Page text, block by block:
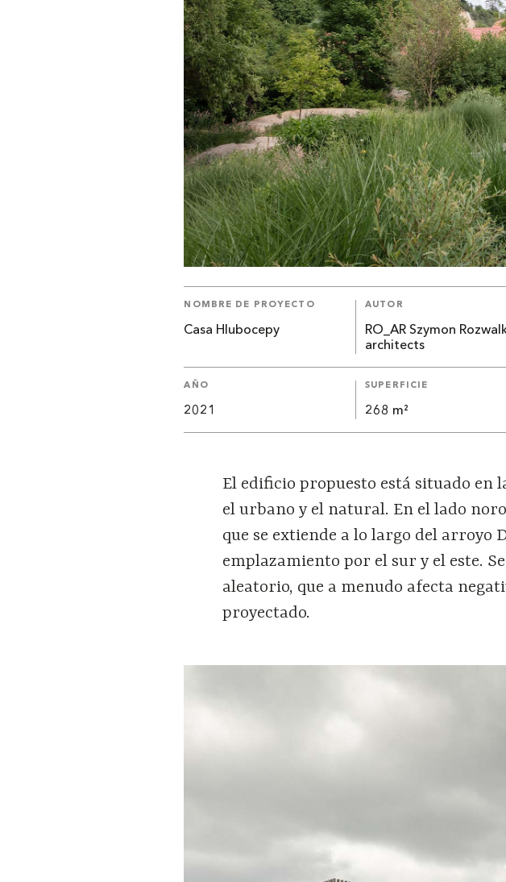
NOMBRE DE PROYECTO
Casa Hlubocepy
AUTOR
RO_AR Szymon
architects
AÑO
2021
SUPERFICIE
268 m²
El edificio propuesto está situado
el urbano y el natural. En el lado
que se extiende a lo largo del arroyo
emplazamiento por el sur y el este.
aleatorio, que a menudo afecta
proyectado.